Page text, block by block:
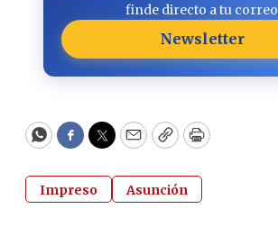
finde directo a tu correo
Newsletter
WhatsApp
Facebook
Twitter
EmailCopyPrint
Impreso Asunción